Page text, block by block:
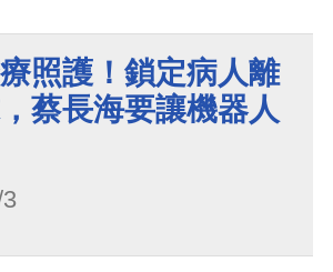
照護！鎖定病人離
蔡長海要讓機器人